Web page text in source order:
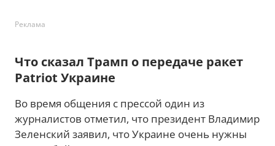
Реклама
Что сказал Трамп о передаче ракет
Patriot Украине
Во время общения с прессой один из
журналистов отметил, что президент Владимир
Зеленский заявил, что Украине очень нужны